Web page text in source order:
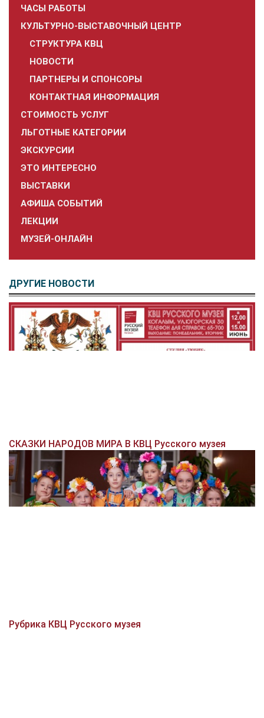
ЧАСЫ РАБОТЫ
КУЛЬТУРНО-ВЫСТАВОЧНЫЙ ЦЕНТР
СТРУКТУРА КВЦ
НОВОСТИ
ПАРТНЕРЫ И СПОНСОРЫ
КОНТАКТНАЯ ИНФОРМАЦИЯ
СТОИМОСТЬ УСЛУГ
ЛЬГОТНЫЕ КАТЕГОРИИ
ЭКСКУРСИИ
ЭТО ИНТЕРЕСНО
ВЫСТАВКИ
АФИША СОБЫТИЙ
ЛЕКЦИИ
МУЗЕЙ-ОНЛАЙН
ДРУГИЕ НОВОСТИ
СКАЗКИ НАРОДОВ МИРА В КВЦ Русского музея
Рубрика КВЦ Русского музея